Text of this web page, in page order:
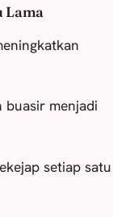
Lama
buasir menjadi
setiap satu